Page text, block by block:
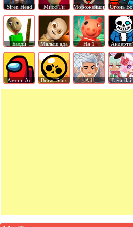
Siren Head Мисс Ти Мороженщик Огонь
Балди Малыш ада На 1
Амонг Ас Brawl Stars А4 Гача